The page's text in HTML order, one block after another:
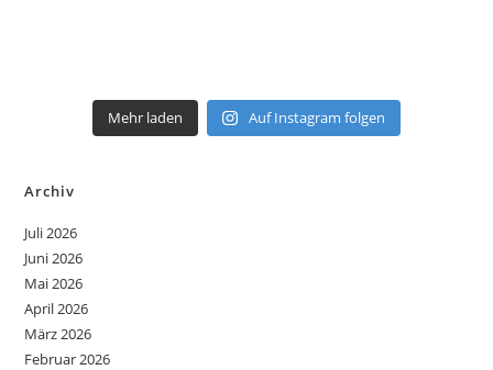
Mehr laden Auf Instagram folgen
Archiv
Juli 2026
Juni 2026
Mai 2026
April 2026
März 2026
Februar 2026